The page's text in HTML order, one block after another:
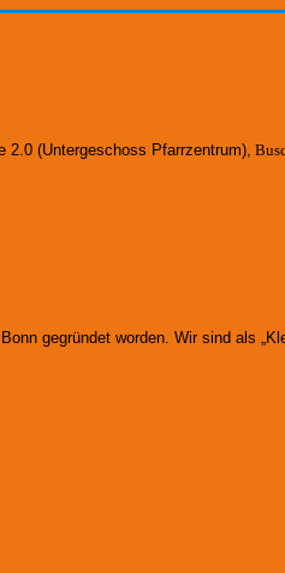
2.0 (Untergeschoss Pfarrzentrum)
gegründet worden. Wir sind als